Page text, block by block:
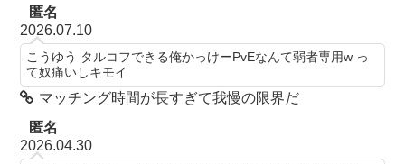
匿名
2026.07.10
こうゆう タルコフできる俺かっけーPvEなんて弱者専用w っ
て奴痛いしキモイ
マッチング時間が長すぎて我慢の限界だ
匿名
2026.04.30